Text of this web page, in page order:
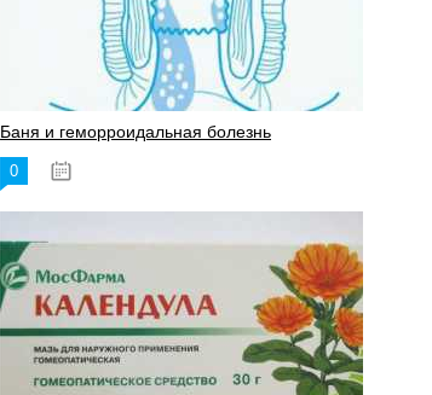
Баня и геморроидальная болезнь
0